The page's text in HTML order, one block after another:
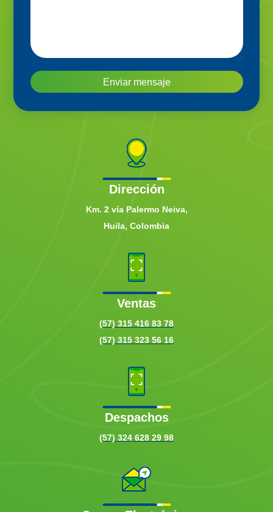
Enviar mensaje
Dirección
Km. 2 vía Palermo Neiva,
Huila, Colombia
Ventas
(57) 315 416 83 78
(57) 315 323 56 16
Despachos
(57) 324 628 29 98